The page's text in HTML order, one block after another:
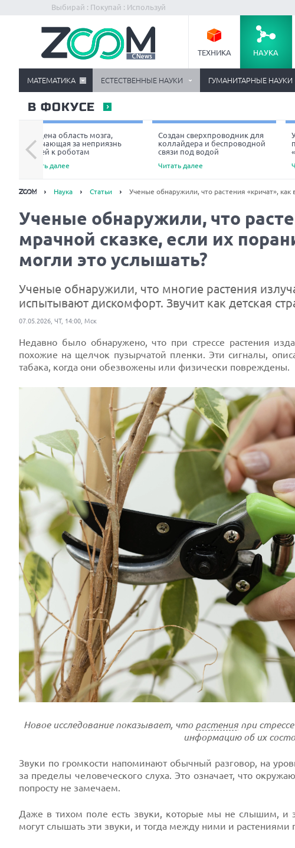
Выбирай : Покупай : Используй
ТЕХНИКА НАУКА
МАТЕМАТИКА ЕСТЕСТВЕННЫЕ НАУКИ ГУМАНИТАРНЫЕ НАУКИ
В ФОКУСЕ
Найдена область мозга,
отвечающая за неприязнь
людей к роботам
Читать далее
Создан сверхпроводник для
коллайдера и беспроводной
связи под водой
Читать далее
Наука Статьи Ученые обнаружили, что растения «кричат»,
Ученые обнаружили, что
мрачной сказке, если их
могли это услышать?
Ученые обнаружили, что многие растения
испытывают дискомфорт. Звучит как детская
07.05.2026, ЧТ, 14:00, Мск
Недавно было обнаружено, что при стрессе растения
похожие на щелчок пузырчатой пленки. Эти сигналы,
табака, когда они обезвожены или физически повреждены.
Новое исследование показывает, что растенияпри
информацию об их
Звуки по громкости напоминают обычный разговор, на
за пределы человеческого слуха. Это означает, что
попросту не замечаем.
Даже в тихом поле есть звуки, которые мы не слышим, и
могут слышать эти звуки, и тогда между ними и растениями